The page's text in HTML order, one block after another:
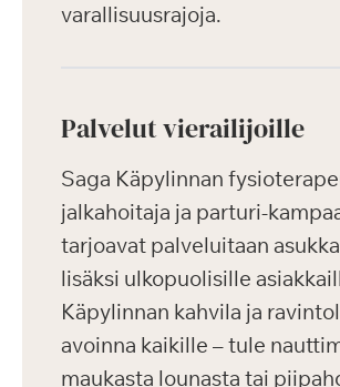
varallisuusrajoja.
Palvelut vierailijoille
Saga Käpylinnan
jalkahoitaja ja parturi-
tarjoavat palveluitaan
lisäksi ulkopuolisille
Käpylinnan kahvila ja
avoinna kaikille – tule
maukasta lounasta tai